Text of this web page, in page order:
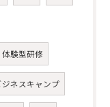
体験型研修
ジネスキャンプ